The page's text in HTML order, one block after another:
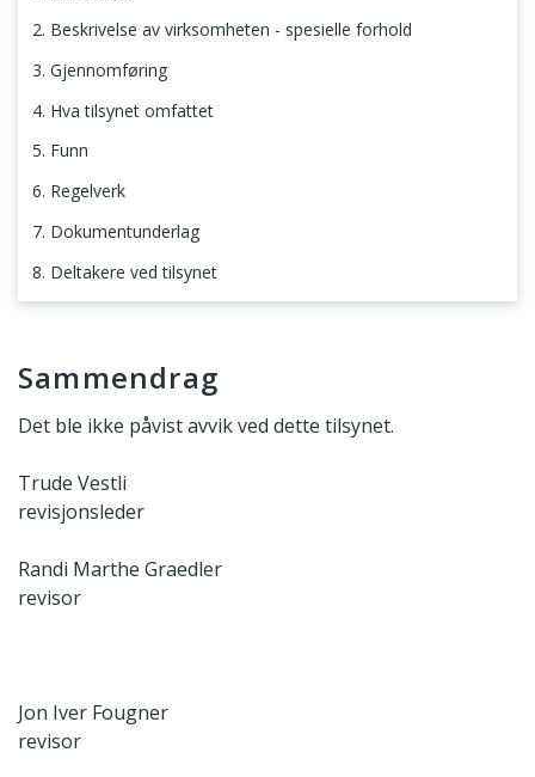
2. Beskrivelse av virksomheten - spesielle forhold
3. Gjennomføring
4. Hva tilsynet omfattet
5. Funn
6. Regelverk
7. Dokumentunderlag
8. Deltakere ved tilsynet
Sammendrag
Det ble ikke påvist avvik ved dette tilsynet.
Trude Vestli
revisjonsleder
Randi Marthe Graedler
revisor
Jon Iver Fougner
revisor